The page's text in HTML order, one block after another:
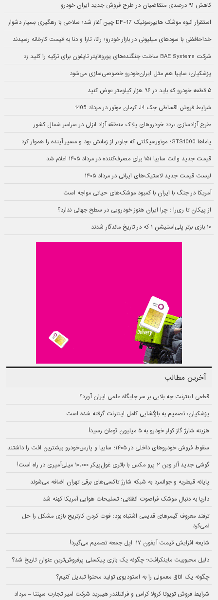
کاهش ۹۱ درصدی متقاضیان در طرح فروش جدید ایران خودرو
استقرار انبوه موشک هایپرسونیک DF-17 چین آغاز شد؛ سلاحی با رهگیری بسیار دشوار
خداحافظی با سودهای میلیونی در بازار خودرو؛ رانا، تارا و دنا به قیمت کارخانه رسیدند
شرکت BAE Systems ساخت جنگنده‌های یوروفایتر تایفون برای ترکیه را کلید زد
پزشکیان: سایپا هم مثل ایران‌خودرو خصوصی‌سازی می‌شود
۵ قطعه خودرو که باید در ۹۶ هزار کیلومتر عوض کنید
شرایط فروش اقساطی جک J4 کرمان موتور در مرداد 1405
طرح آزادسازی تردد خودروهای پلاک منطقه آزاد انزلی در سراسر شمال کشور
یاماها GTS1000؛ موتورسیکلتی که جلوتر از زمانش بود و مسیر آینده را هموار کرد
قیمت جدید وانت سایپا ۱۵۱ برای مصرف‌کننده در مرداد ۱۴۰۵ اعلام شد
لیست قیمت جدید لاستیک‌های ایرانی در مرداد ۱۴۰۵
آمریکا در جنگ با ایران با کمبود موشک‌های حیاتی مواجه است
از پیکان تا ری‌را ؛ چرا ایران هنوز خودرویی در سطح جهانی ندارد؟
۱۰ بازی برتر پلی‌استیشن ۱ که در تاریخ ماندگار شدند
آخرین مطالب
قطعی اینترنت چه بلایی بر سر جایگاه علمی ایران آورد؟
پزشکیان: تصمیم به بازگشایی کامل اینترنت گرفته شده است
هزینه شارژ گاز کولر خودرو به ۵ میلیون تومان رسید!
سقوط فروش خودروهای داخلی در ۱۴۰۵؛ سایپا و پارس‌خودرو بیشترین افت را داشتند
گوشی جدید آنر وین ۲ پرو مکس با باتری غول‌پیکر ۱۰،۰۰۰ میلی‌آمپری در راه است!
پایانه قیطریه و جوانمرد به شبکه شارژ تاکسی‌های برقی تهران اضافه می‌شوند
دارپا به دنبال موشک فراصوت انقلابی؛ تسلیحات هوایی آمریکا کهنه شد
ترفند معروف گیمرهای قدیمی اشتباه بود؛ فوت کردن کارتریج بازی مشکل را حل
نمی‌کرد
شایعه افزایش قیمت آیفون ۱۷: اپل جمعه تصمیم می‌گیرد!
دلیل محبوبیت ماینکرافت؛ چگونه یک بازی پیکسلی پرفروش‌ترین عنوان تاریخ شد؟
چگونه یک اتاق معمولی را به استودیوی تولید محتوا تبدیل کنیم؟
شرایط فروش تویوتا کرولا کراس و فرانتلندر هیبرید شرکت امیر تجارت سپنتا – مرداد